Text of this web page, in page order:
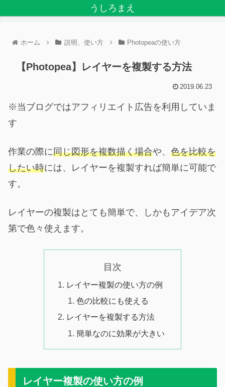
うしろまえ
ホーム 説明、使い方 Photopeaの使い方
【Photopea】レイヤーを複製する方法
2019.06.23
※当ブログではアフィリエイト広告を利用していま
す
作業の際に同じ図形を複数描く場合や、 色を比較を
したい時には、レイヤーを複製すれば簡単に可能で
す。
レイヤーの複製はとても簡単で、しかもアイデア次
第で色々使えます。
目次
レイヤー複製の使い方の例
色の比較にも使える
レイヤーを複製する方法
簡単なのに効果が大きい
レイヤー複製の使い方の例